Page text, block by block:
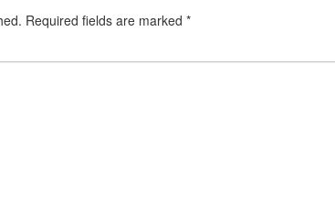
Required fields are marked *